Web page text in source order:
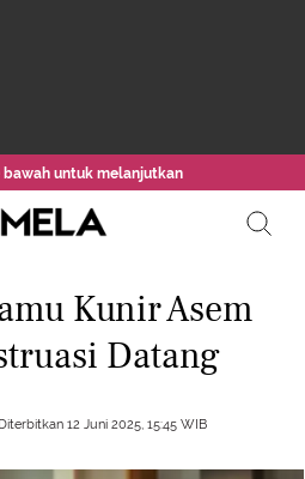
bawah untuk melanjutkan
Kunir Asem
Datang
Diterbitkan 12 Juni 2025, 15:45 WIB